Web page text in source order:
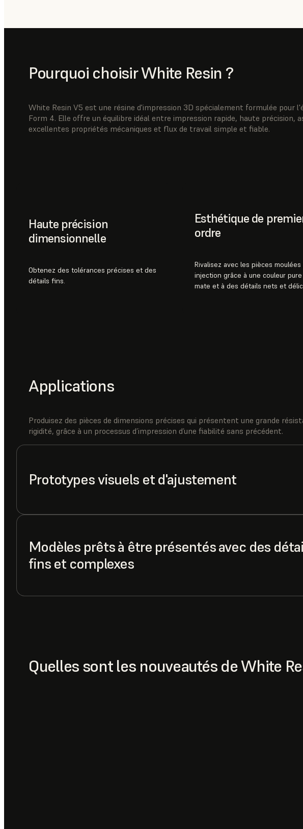
Pourquoi choisir White Resin ?
White Resin V5 est une résine d'impression 3D spécialement formulée pour
Form 4. Elle offre un équilibre idéal entre impression rapide, haute précision,
excellentes propriétés mécaniques et flux de travail simple et fiable.
Haute précision
dimensionnelle
Obtenez des tolérances précises et des
détails fins.
Esthétique de
ordre
Rivalisez avec les pièces moulées
injection grâce à une couleur
mate et à des détails nets et
Applications
Produisez des pièces de dimensions précises qui présentent une grande
rigidité, grâce à un processus d’impression d’une fiabilité sans précédent.
Prototypes visuels et d'ajustement
Modèles prêts à être présentés avec des
fins et complexes
Quelles sont les nouveautés de White